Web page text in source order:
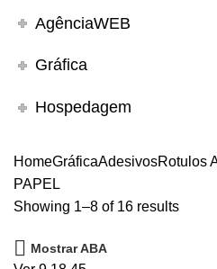
AgênciaWEB
Gráfica
Hospedagem
HomeGráficaAdesivosRotulos
PAPEL
Showing 1–8 of 16 results
Mostrar ABA